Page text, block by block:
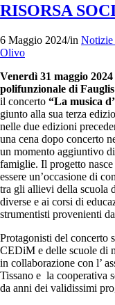
RISORSA
6 Maggio 2024/in Notizie
Olivo
Venerdì 31 maggio
polifunzionale di
il concerto “La musica
giunto alla sua terza
nelle due edizioni
una cena dopo concerto
un momento aggiuntivo
famiglie. Il progetto
essere un’occasione di
tra gli allievi della scuola
diverse e ai corsi di
strumentisti provenienti
Protagonisti del concerto
CEDiM e delle scuole di
in collaborazione con l’
Tissano e la cooperativa
da anni dei validissimi